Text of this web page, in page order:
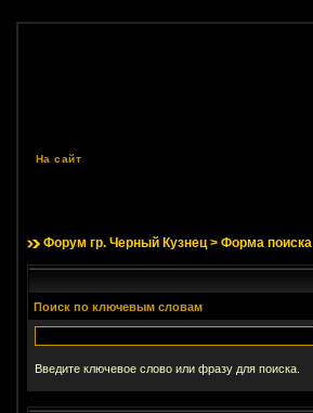
На сайт
Форум гр. Черный Кузнец> Форма поиска
Поиск по ключевым словам
Введите ключевое слово или фразу для поиска.